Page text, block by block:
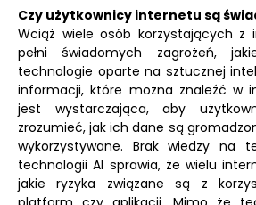
Czy użytkownicy internetu są
Wciąż wiele osób korzystających
pełni świadomych zagrożeń,
technologie oparte na sztucznej
informacji, które można znaleźć w
jest wystarczająca, aby
zrozumieć, jak ich dane są
wykorzystywane. Brak wiedzy na
technologii AI sprawia, że wielu
jakie ryzyka związane są z